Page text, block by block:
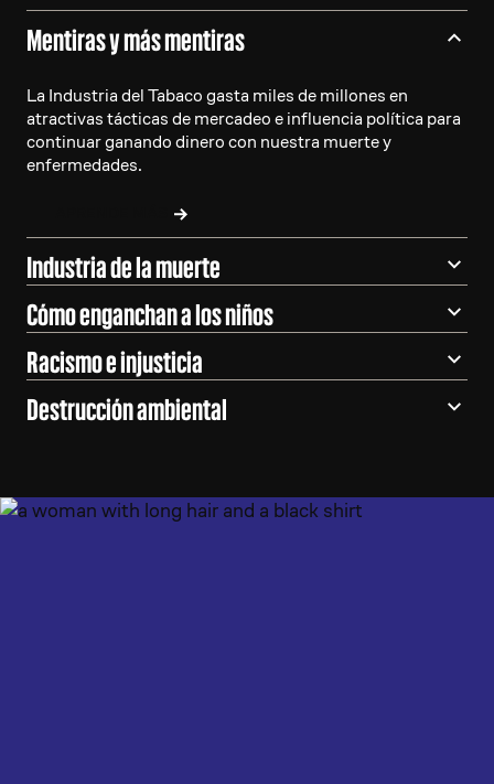
Mentiras y más mentiras
La Industria del Tabaco gasta miles de millones en
atractivas tácticas de mercadeo e influencia política para
continuar ganando dinero con nuestra muerte y
enfermedades.
Industria de la muerte
Cómo enganchan a los niños
Racismo e injusticia
Destrucción ambiental